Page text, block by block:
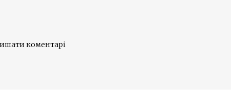
коментарі